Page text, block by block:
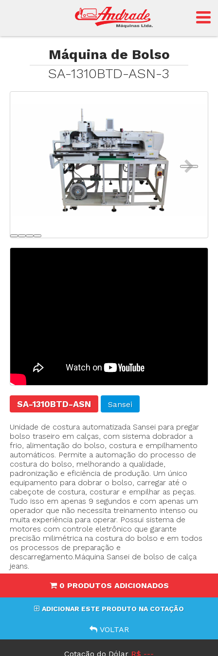
Andrade
Máquina de Bolso
SA-1310BTD-ASN-3
SA-1310BTD-ASN Sansei
Unidade de costura automatizada Sansei para pregar
bolso traseiro em calças, com sistema dobrador a
frio, alimentação do bolso, costura e empilhamento
automáticos. Permite a automação do processo de
costura do bolso, melhorando a qualidade,
padronização e eficiência de produção. Um único
equipamento para dobrar o bolso, carregar até o
cabeçote de costura, costurar e empilhar as peças.
Tudo isso em apenas 9 segundos e com apenas um
operador que não necessita treinamento intenso ou
muita experiência para operar. Possui sistema de
motores com controle eletrônico que garante
precisão milimétrica na costura do bolso e em todos
os processos de preparação e
descarregamento.Máquina Sansei de bolso de calça
jeans.
0 PRODUTOS ADICIONADOS
ADICIONAR ESTE PRODUTO NA COTAÇÃO
VOLTAR
Cotação do Dólar R$ ---